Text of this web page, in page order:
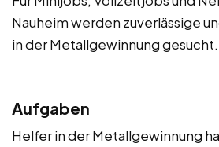
Nauheim werden zuverlässige
in der Metallgewinnung gesucht.
Aufgaben
Helfer in der Metallgewinnung